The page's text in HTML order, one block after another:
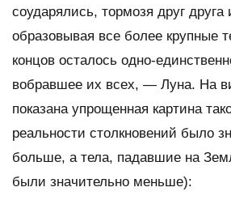
соударялись, тормозя друг друга
образовывая все более крупные
концов осталось одно-
вобравшее их всех, — Луна. На
показана упрощенная картина
реальности столкновений было
больше, а тела, падавшие на
были значительно меньше):